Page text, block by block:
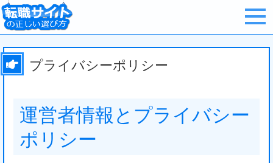
プライバシーポリシー
運営者情報とプライバシー
ポリシー